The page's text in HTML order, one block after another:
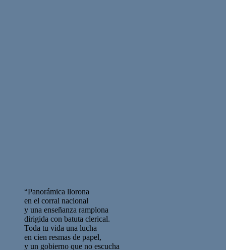
“Panorámica llorona
en el corral nacional
y una enseñanza ramplona
dirigida con batuta clerical.
Toda tu vida una lucha
en cien resmas de papel,
y un gobierno que no escucha